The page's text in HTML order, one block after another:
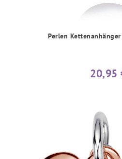
Perlen
20,95